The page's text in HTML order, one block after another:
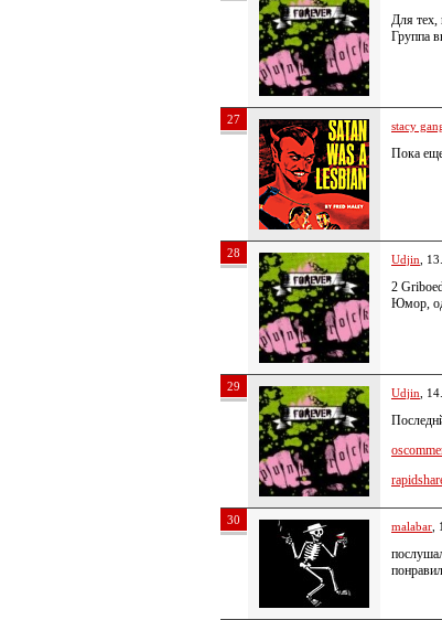
Для тех,
Группа
27 stacy
Пока
28 Udjin ,
2
Юмор,
29 Udjin ,
30 malabar